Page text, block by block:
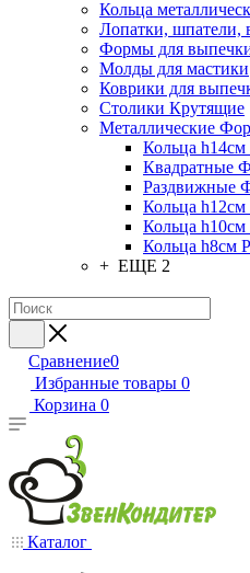
Кольца
Лопатки, шпатели,
Формы для
Молды для мастики
Коврики для
Столики Крутящие
Металлические
Кольца h14см
Квадратные
Раздвижные
Кольца h12см
Кольца h10см
Кольца h8см
+ ЕЩЕ 2
Сравнение0
Избранные товары 0
Корзина 0
Каталог